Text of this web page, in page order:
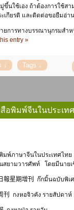
ขึ้นใช้เอง ถ้าต้องการใช้ส
ะเกียรติ และติดต่อขอยืมอ่า
ายการทางบรรณานุกรมส
entry »
อพิมพ์จีนในประเท
สยามวารศัพท์ โดยมีนายเ
報星期增刊 ก๊กมิ้นฉบับพิเ
刊 กงหอจิวคัง รายสัปดาห์